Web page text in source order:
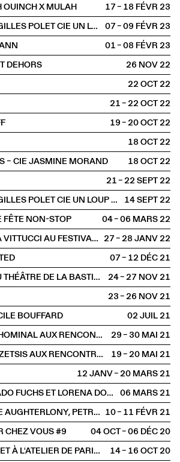
OUINCH X MULAH
17 – 18 FÉVR2023
ARNO FERRERA & GILLES POLET CIE UN LOUP POUR L'HOMME
07 – 09 FÉVR2023
01 – 08 FÉVR2023
DEHORS
26 NOV2022
22 OCT2022
21 – 22 OCT2022
19 – 20 OCT2022
18 OCT2022
– CIE JASMINE MORAND
18 OCT2022
21 – 22 SEPT2022
ARNO FERRERA & GILLES POLET CIE UN LOUP POUR L'HOMME
14 SEPT2022
FÊTE NON-STOP
04 – 06 MARS2022
/ ANNULÉ / TERESA VITTUCCI AU FESTIVAL FAITS D'HIVER 27 – 28 JANV2022
07 – 12 DÉC2021
MAUD BLANDEL AU THÉÂTRE DE LA BASTILLE
24 – 27 NOV2021
23 – 26 NOV2021
BOUFFARD
02 JUIL2021
MARIE-CAROLINE HOMINAL AUX RENCONTRES CHORÉGRAPHIQUES INTERNATIONALES DE SEINE-SAINT-DENIS
29 – 30 MAI2021
ALEXANDRA BACHZETSIS AUX RENCONTRES INTERNATIONALES CHORÉGRAPHIQUES DE SEINE-SAINT-DENIS
19 – 20 MAI2021
12 JANV – 20 MARS2021
/ REPORTÉ / DELGADO FUCHS ET LORENA DOZIO AU THÉÂTRE DE VANVES
06 MARS2021
/ ANNULÉ / SIMONE AUGHTERLONY, PETRA HRAŠĆANEC, SAŠA BOŽIĆ 10 – 11 FÉVR2021
CHEZ VOUS #9
04 OCT – 06 DÉC2020
YASMINE HUGONNET À L'ATELIER DE PARIS / CDCN
14 – 16 OCT2020